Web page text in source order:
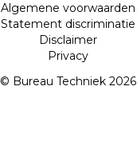
Algemene voorwaarden
Statement discriminatie
Disclaimer
Privacy
© Bureau Techniek 2026